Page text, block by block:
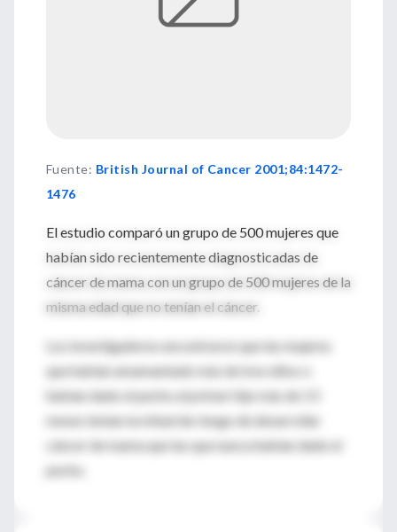
Fuente: British Journal of Cancer 2001;84:1472-
1476
El estudio comparó un grupo de 500 mujeres que
habían sido recientemente diagnosticadas de
cáncer de mama con un grupo de 500 mujeres de la
misma edad que no tenían el cáncer.
Los investigadores encontraron que las mujeres
que habían amamantado más de tres niños o
habían dado el pecho al primer hijo más de 13
meses tenían la mitad de riesgo de desarrollar
cáncer de mama que las que nunca habían dado el
pecho.